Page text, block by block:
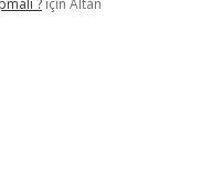
? için Altan